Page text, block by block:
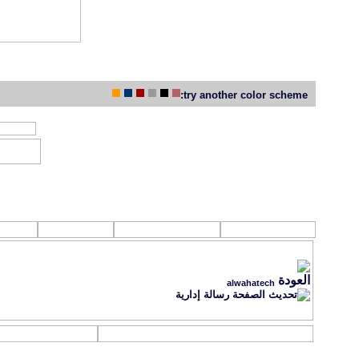
try another color scheme:
alwahatech
رسالة إدارية